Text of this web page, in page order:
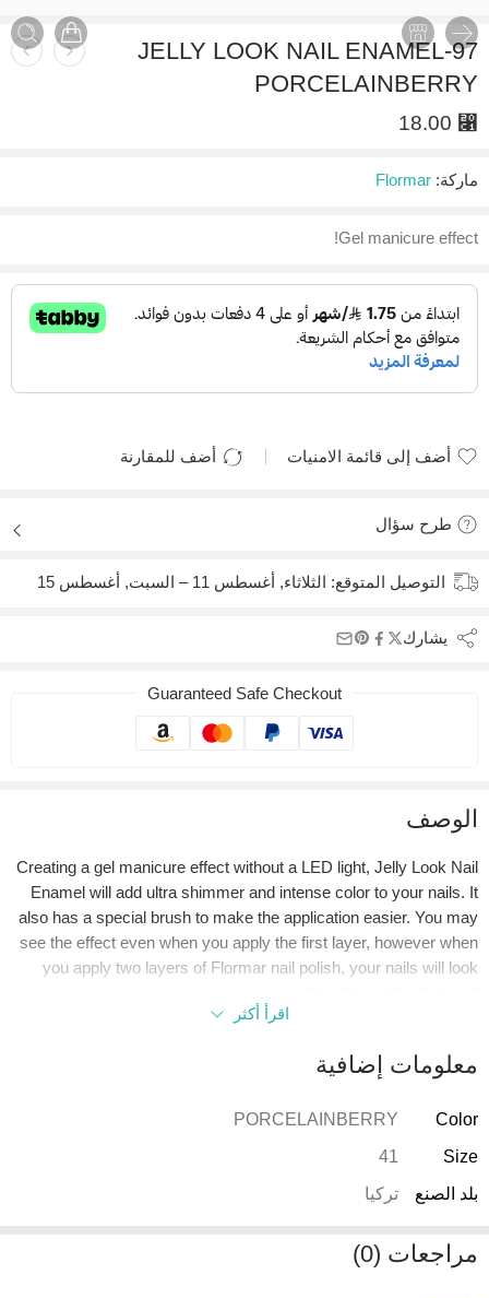
JELLY LOOK NAIL ENAMEL-97
PORCELAINBERRY
⃁
ماركة: Flormar
Gel manicure effect!
أضف إلى قائمة الامنيات
أضف للمقارنة
طرح سؤال
التوصيل المتوقع: الثلاثاء, أغسطس 11 – السبت, أغسطس 15
يشارك
Guaranteed Safe Checkout
الوصف
Creating a gel manicure effect without a LED light, Jelly Look Nail
Enamel will add ultra shimmer and intense color to your nails. It
also has a special brush to make the application easier. You may
see the effect even when you apply the first layer, however when
you apply two layers of Flormar nail polish, your nails will look
اقرأ أكثر
معلومات إضافية
Color
PORCELAINBERRY
Size
41
بلد الصنع
تركيا
مراجعات (0)